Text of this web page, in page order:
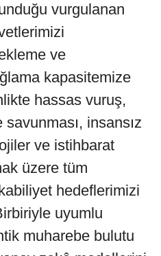
vurgulanan
ve
kapasitemize
hassas vuruş,
insansız
ve istihbarat
üzere tüm
hedeflerimizi
uyumlu
muharebe bulutu